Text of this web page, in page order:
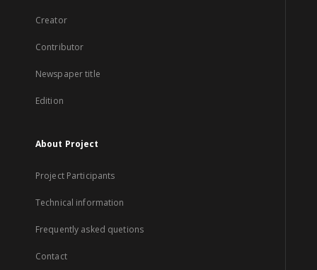
Creator
Contributor
Newspaper title
Edition
About Project
Project Participants
Technical information
Frequently asked quetions
Contact